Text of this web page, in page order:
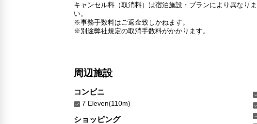
キャンセル料（取消料）は宿泊施設・プランにより異なり
い。
※事務手数料はご返金致しかねます。
※別途弊社規定の取消手数料がかかります。
周辺施設
コンビニ
7 Eleven(110m)
ショッピング